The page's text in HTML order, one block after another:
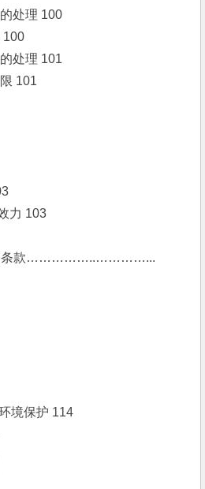
处理 100
处理 101
101
力 103
条款……………..…………...
境保护 114